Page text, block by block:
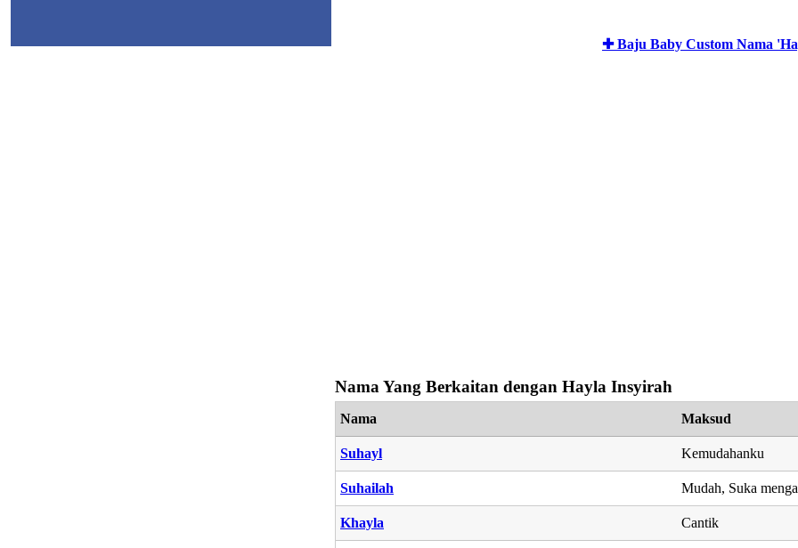
✚ Baju Baby Custom Nama
Nama Yang Berkaitan dengan Hayla Insyirah
Nama Maksud
Suhayl Kemudahanku
Suhailah Mudah, Suka
Khayla Cantik